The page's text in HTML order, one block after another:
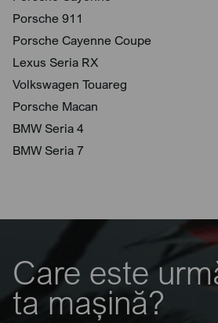
Porsche 911
Porsche Cayenne Coupe
Lexus Seria RX
Volkswagen Touareg
Porsche Macan
BMW Seria 4
BMW Seria 7
Care este
ta mașină?